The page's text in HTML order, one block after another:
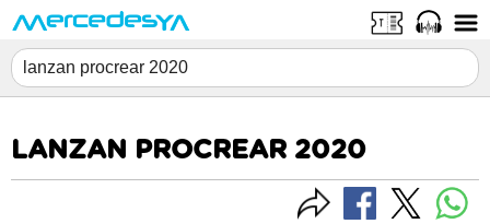
LANZAN PROCREAR 2020